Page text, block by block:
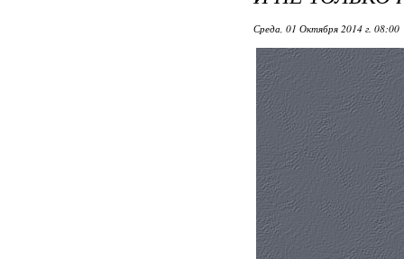
Среда, 01 Октября 2014 г. 08:00